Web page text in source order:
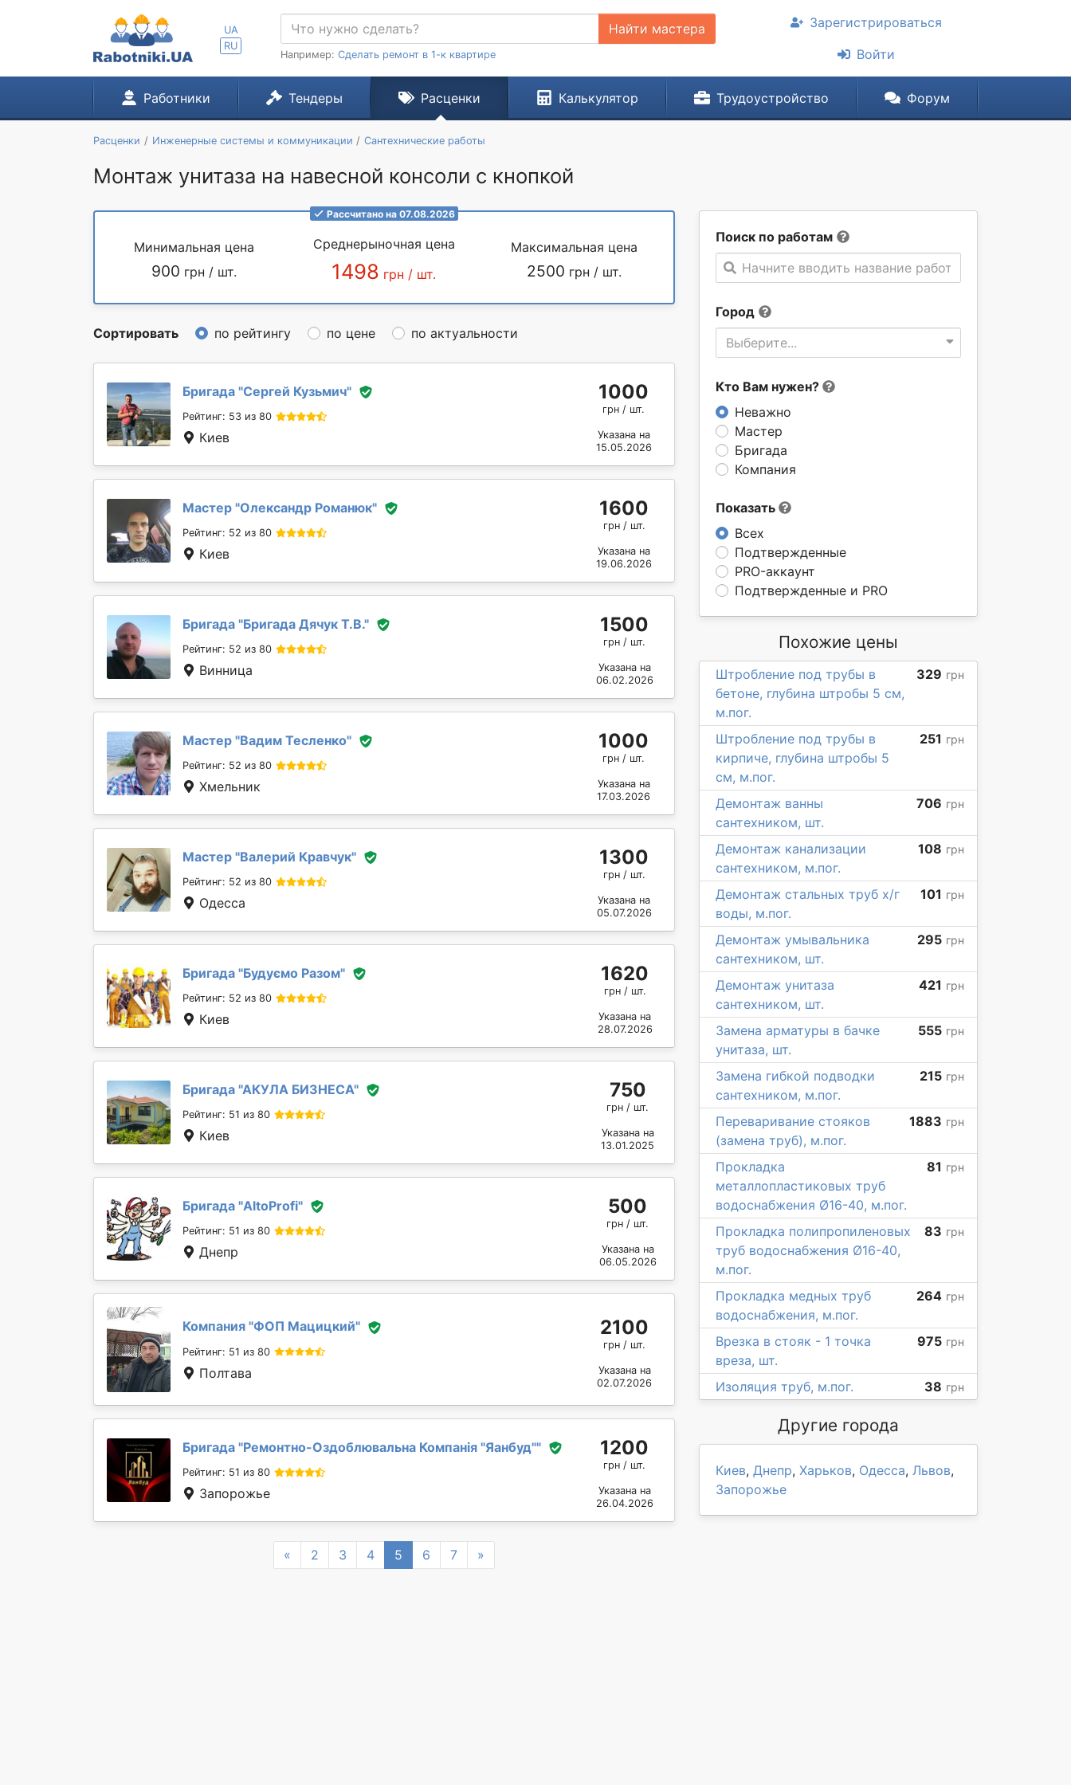
UA
RU
Найти мастера
Например: Сделать ремонт в 1-к квартире
Зарегистрироваться
Войти
Работники Тендеры Расценки Калькулятор Трудоустройство Форум
Расценки Инженерные системы и коммуникации Сантехнические работы
Монтаж унитаза на навесной консоли с кнопкой
Поиск по работам
Начните вводить название работы
Город
Выберите...
Кто Вам нужен?
Неважно
Мастер
Бригада
Компания
Показать
Всех
Подтвержденные
PRO-аккаунт
Подтвержденные и PRO
Рассчитано на 07.08.2026
Минимальная цена
900 грн / шт.
Среднерыночная цена
1498 грн / шт.
Максимальная цена
2500 грн / шт.
Сортировать по рейтингу по цене по актуальности
Бригада "Сергей Кузьмич"
Рейтинг: 53 из 80
Киев
1000
грн / шт.
Указана на
15.05.2026
Мастер "Олександр Романюк"
Рейтинг: 52 из 80
Киев
1600
грн / шт.
Указана на
19.06.2026
Бригада "Бригада Дячук Т.В."
Рейтинг: 52 из 80
Винница
1500
грн / шт.
Указана на
06.02.2026
Мастер "Вадим Тесленко"
Рейтинг: 52 из 80
Хмельник
1000
грн / шт.
Указана на
17.03.2026
Мастер "Валерий Кравчук"
Рейтинг: 52 из 80
Одесса
1300
грн / шт.
Указана на
05.07.2026
Бригада "Будуємо Разом"
Рейтинг: 52 из 80
Киев
1620
грн / шт.
Указана на
28.07.2026
Бригада "АКУЛА БИЗНЕСА"
Рейтинг: 51 из 80
Киев
750
грн / шт.
Указана на
13.01.2025
Бригада "AltoProfi"
Рейтинг: 51 из 80
Днепр
500
грн / шт.
Указана на
06.05.2026
Компания "ФОП Мацицкий"
Рейтинг: 51 из 80
Полтава
2100
грн / шт.
Указана на
02.07.2026
Бригада "Ремонтно-Оздоблювальна Компанія "Яанбуд""
Рейтинг: 51 из 80
Запорожье
1200
грн / шт.
Указана на
26.04.2026
« Previous
2 3 4 5 6 7 »
Похожие цены
Штробление под трубы в
бетоне, глубина штробы 5 см,
м.пог.
329 грн
Штробление под трубы в
кирпиче, глубина штробы 5
см, м.пог.
251 грн
Демонтаж ванны
сантехником, шт.
706 грн
Демонтаж канализации
сантехником, м.пог.
108 грн
Демонтаж стальных труб х/г
воды, м.пог.
101 грн
Демонтаж умывальника
сантехником, шт.
295 грн
Демонтаж унитаза
сантехником, шт.
421 грн
Замена арматуры в бачке
унитаза, шт.
555 грн
Замена гибкой подводки
сантехником, м.пог.
215 грн
Переваривание стояков
(замена труб), м.пог.
1883 грн
Прокладка
металлопластиковых труб
водоснабжения Ø16-40, м.пог.
81 грн
Прокладка полипропиленовых
труб водоснабжения Ø16-40,
м.пог.
83 грн
Прокладка медных труб
водоснабжения, м.пог.
264 грн
Врезка в стояк - 1 точка
вреза, шт.
975 грн
Изоляция труб, м.пог. 38 грн
Другие города
Киев, Днепр, Харьков, Одесса, Львов,
Запорожье